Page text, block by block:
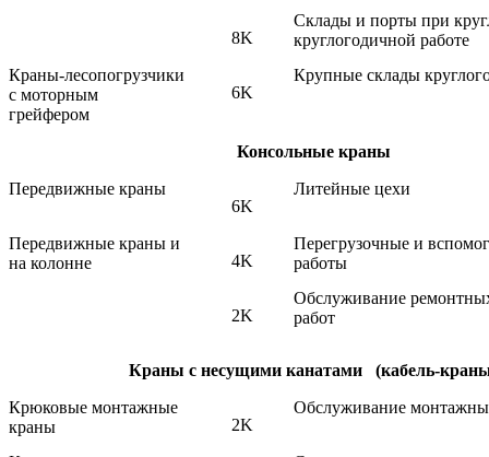
8K
Склады и порты при
круглогодичной работе
Краны-лесопогрузчики
с моторным
грейфером
6K
Крупные склады
Консольные краны
Передвижные краны
6K
Литейные цехи
Передвижные краны и
на колонне
4K
Перегрузочные и
работы
2K
Обслуживание
работ
Краны с несущими канатами (кабель-
Крюковые монтажные
краны
2K
Обслуживание